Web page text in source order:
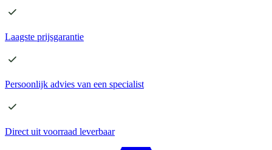
Laagste prijsgarantie
Persoonlijk advies van een specialist
Direct uit voorraad leverbaar